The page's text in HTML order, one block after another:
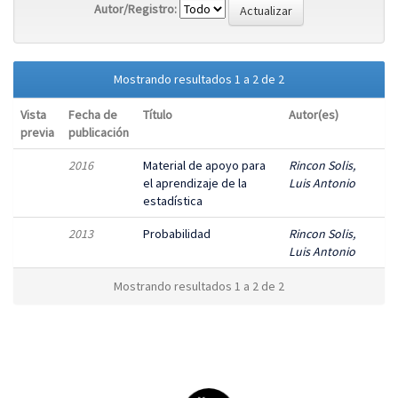
Autor/Registro:
Mostrando resultados 1 a 2 de 2
Vista
previa
Fecha de
publicación
Título Autor(es)
2016
Material de apoyo para
el aprendizaje de la
estadística
Rincon Solis,
Luis Antonio
2013 Probabilidad
Rincon Solis,
Luis Antonio
Mostrando resultados 1 a 2 de 2